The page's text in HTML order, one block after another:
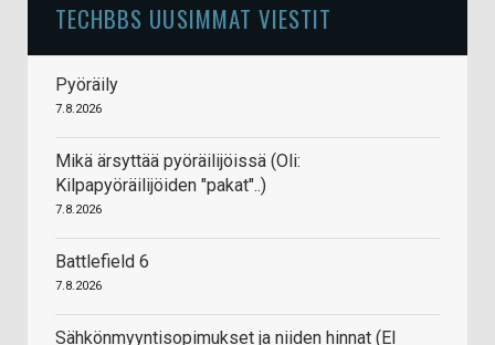
TECHBBS UUSIMMAT VIESTIT
Pyöräily
7.8.2026
Mikä ärsyttää pyöräilijöissä (Oli:
Kilpapyöräilijöiden "pakat"..)
7.8.2026
Battlefield 6
7.8.2026
Sähkönmyyntisopimukset ja niiden hinnat (EI